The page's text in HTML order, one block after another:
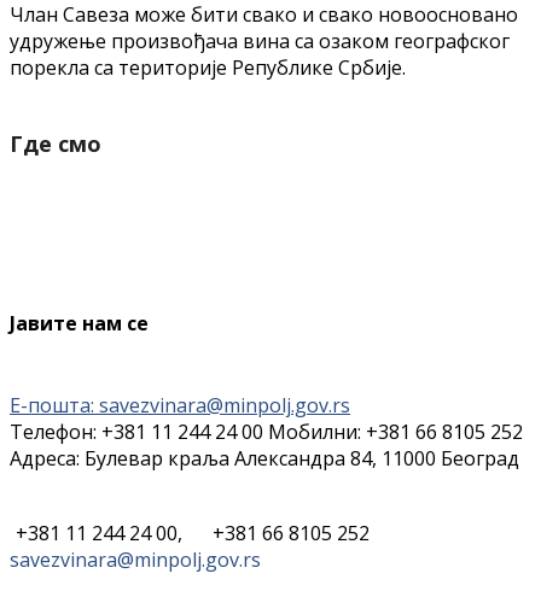
Члан Савеза може бити свако и свако новоосновано
удружење произвођача вина са озаком географског
порекла са територије Републике Србије.
Где смо
Јавите нам се
Е-пошта: savezvinara@minpolj.gov.rs
Телефон: +381 11 244 24 00 Мобилни: +381 66 8105 252
Адреса: Булевар краља Александра 84, 11000 Београд
+381 11 244 24 00,
+381 66 8105 252
savezvinara@minpolj.gov.rs